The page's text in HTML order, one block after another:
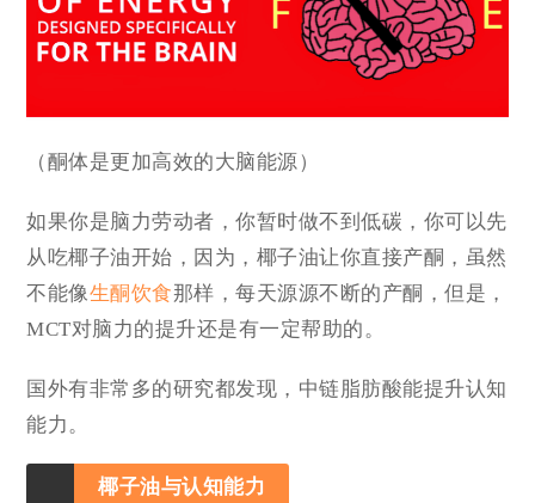
（酮体是更加高效的大脑能源）
如果你是脑力劳动者，你暂时做不到低碳，你可以先
从吃椰子油开始，因为，椰子油让你直接产酮，虽然
不能像生酮饮食那样，每天源源不断的产酮，但是，
MCT对脑力的提升还是有一定帮助的。
国外有非常多的研究都发现，中链脂肪酸能提升认知
能力。
椰子油与认知能力